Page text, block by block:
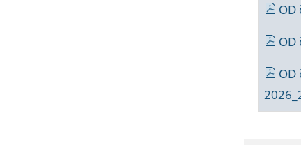
OD
OD
OD